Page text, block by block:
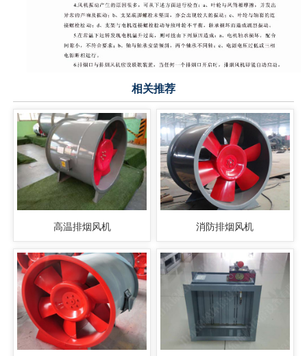
相关推荐
高温排烟风机 消防排烟风机